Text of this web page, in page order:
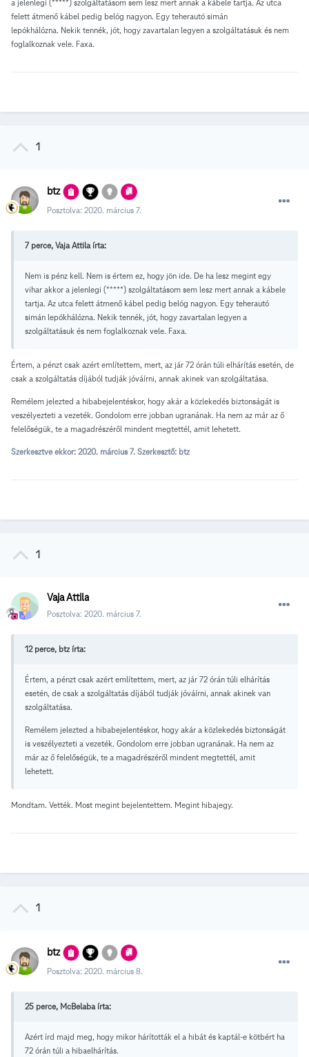
a jelenlegi (*****) szolgáltatásom sem lesz mert annak a kábele tartja. Az utca
felett átmenő kábel pedig belóg nagyon. Egy teherautó simán
lepókhálózna. Nekik tennék, jót, hogy zavartalan legyen a szolgáltatásuk és nem
foglalkoznak vele. Faxa.
1
btz
Posztolva: 2020. március 7.
7 perce, Vaja Attila írta:
Nem is pénz kell. Nem is értem ez, hogy jön ide. De ha lesz megint egy
vihar akkor a jelenlegi (*****) szolgáltatásom sem lesz mert annak a kábele
tartja. Az utca felett átmenő kábel pedig belóg nagyon. Egy teherautó
simán lepókhálózna. Nekik tennék, jót, hogy zavartalan legyen a
szolgáltatásuk és nem foglalkoznak vele. Faxa.
Értem, a pénzt csak azért említettem, mert, az jár 72 órán túli elhárítás esetén, de
csak a szolgáltatás díjából tudják jóváírni, annak akinek van szolgáltatása.
Remélem jelezted a hibabejelentéskor, hogy akár a közlekedés biztonságát is
veszélyezteti a vezeték. Gondolom erre jobban ugranának. Ha nem az már az ő
felelőségük, te a magadrészéről mindent megtettél, amit lehetett.
Szerkesztve ekkor: 2020. március 7. Szerkesztő: btz
1
Vaja Attila
Posztolva: 2020. március 7.
12 perce, btz írta:
Értem, a pénzt csak azért említettem, mert, az jár 72 órán túli elhárítás
esetén, de csak a szolgáltatás díjából tudják jóváírni, annak akinek van
szolgáltatása.
Remélem jelezted a hibabejelentéskor, hogy akár a közlekedés biztonságát
is veszélyezteti a vezeték. Gondolom erre jobban ugranának. Ha nem az
már az ő felelőségük, te a magadrészéről mindent megtettél, amit
lehetett.
Mondtam. Vették. Most megint bejelentettem. Megint hibajegy.
1
btz
Posztolva: 2020. március 8.
25 perce, McBelaba írta:
Azért írd majd meg, hogy mikor hárították el a hibát és kaptál-e kötbért ha
72 órán túli a hibaelhárítás.